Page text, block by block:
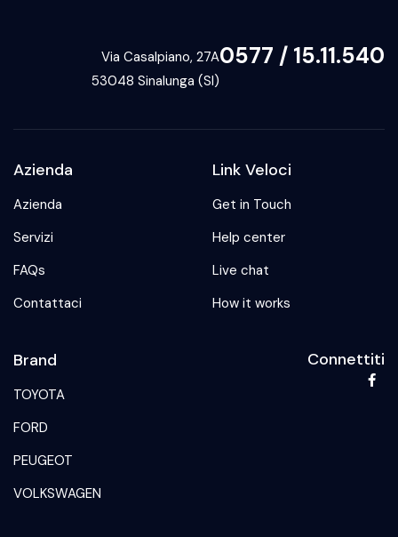
0577 / 15.11.540
Via Casalpiano, 27A
53048 Sinalunga (SI)
Azienda
Azienda
Servizi
FAQs
Contattaci
Link Veloci
Get in Touch
Help center
Live chat
How it works
Brand
TOYOTA
FORD
PEUGEOT
VOLKSWAGEN
Connettiti